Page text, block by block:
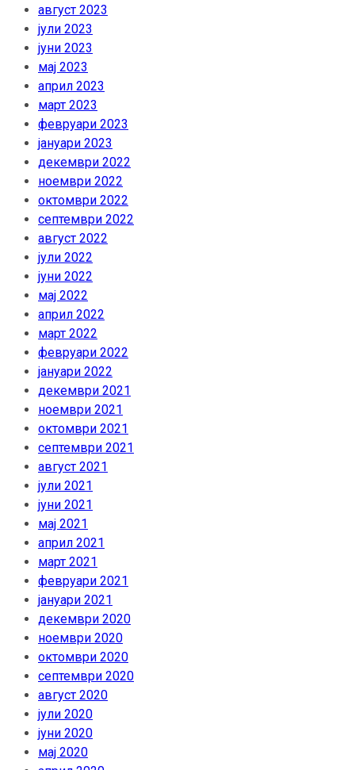
август 2023
јули 2023
јуни 2023
мај 2023
април 2023
март 2023
февруари 2023
јануари 2023
декември 2022
ноември 2022
октомври 2022
септември 2022
август 2022
јули 2022
јуни 2022
мај 2022
април 2022
март 2022
февруари 2022
јануари 2022
декември 2021
ноември 2021
октомври 2021
септември 2021
август 2021
јули 2021
јуни 2021
мај 2021
април 2021
март 2021
февруари 2021
јануари 2021
декември 2020
ноември 2020
октомври 2020
септември 2020
август 2020
јули 2020
јуни 2020
мај 2020